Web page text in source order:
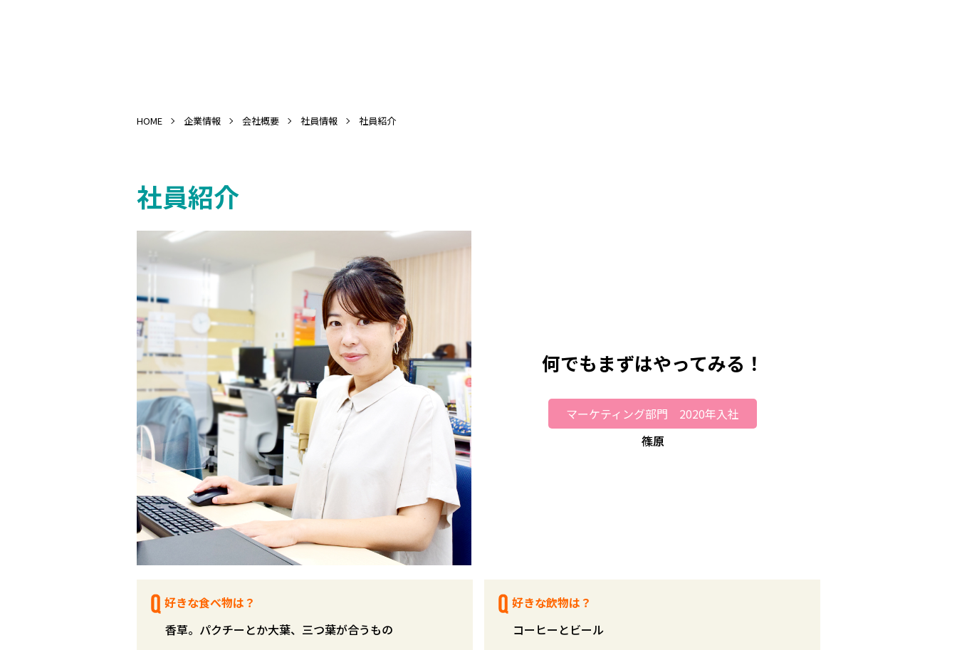
HOME 企業情報 会社概要 社員情報 社員紹介
社員紹介
何でもまずはやってみる！
マーケティング部門 2020年入社
好きな食べ物は？
香草。パクチーとか大葉、三つ葉が合うもの
好きな飲物は？
コーヒーとビール